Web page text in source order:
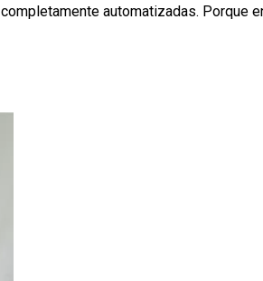
automatizadas. Porque